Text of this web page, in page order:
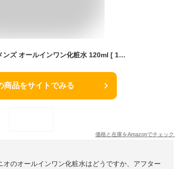
BOTANIO ボタニオ メンズ オールインワン化粧水 120ml [ 1本6役 化粧水 美容液 乳液 クリーム パック アフターシェーブ ローション ] 保湿 メンズ スキンケア 無香料
商品をサイトでみる
価格と在庫をAmazonでチェック
のオールインワン化粧水はどうですか、アフター